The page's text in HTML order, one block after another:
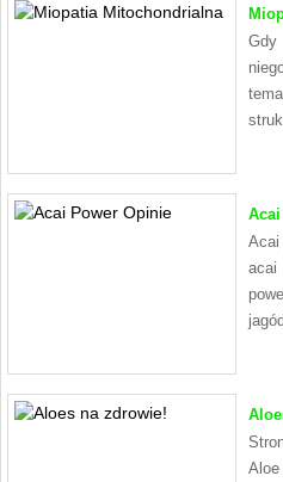
Gdy
Acai
acai
jagód